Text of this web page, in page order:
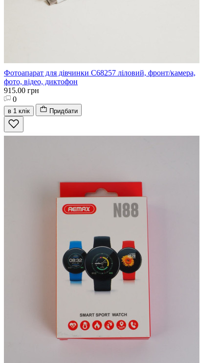
Фотоапарат для дівчинки C68257 ліловий, фронт/камера,
фото, відео, диктофон
915.00 грн
0
в 1 клік Придбати